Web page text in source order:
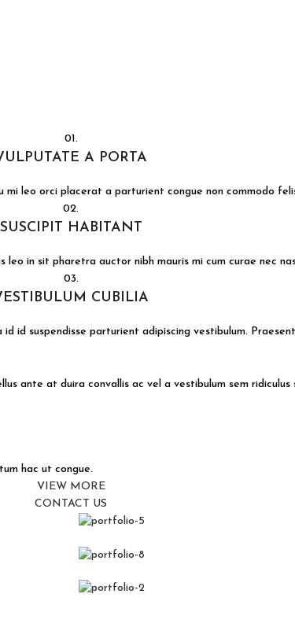
01.
A PORTA
mi leo orci placerat a parturient congue non commodo
02.
SUSCIPIT HABITANT
leo in sit pharetra auctor nibh mauris mi cum curae nec
03.
CUBILIA
id suspendisse parturient adipiscing vestibulum.
ante at duira convallis ac vel a vestibulum sem ridiculus
hac ut congue.
VIEW MORE
CONTACT US